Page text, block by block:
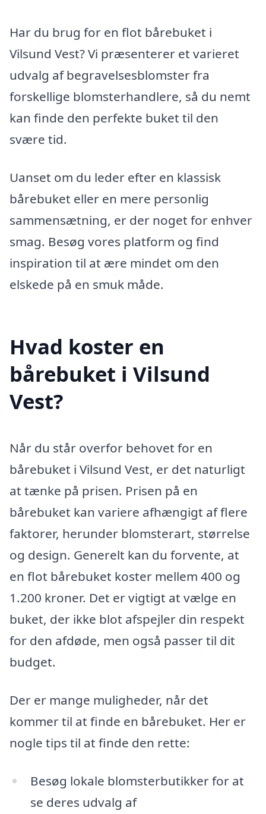
Har du brug for en flot bårebuket i
Vilsund Vest? Vi præsenterer et varieret
udvalg af begravelsesblomster fra
forskellige blomsterhandlere, så du nemt
kan finde den perfekte buket til den
svære tid.
Uanset om du leder efter en klassisk
bårebuket eller en mere personlig
sammensætning, er der noget for enhver
smag. Besøg vores platform og find
inspiration til at ære mindet om den
elskede på en smuk måde.
Hvad koster en
bårebuket i Vilsund
Vest?
Når du står overfor behovet for en
bårebuket i Vilsund Vest, er det naturligt
at tænke på prisen. Prisen på en
bårebuket kan variere afhængigt af flere
faktorer, herunder blomsterart, størrelse
og design. Generelt kan du forvente, at
en flot bårebuket koster mellem 400 og
1.200 kroner. Det er vigtigt at vælge en
buket, der ikke blot afspejler din respekt
for den afdøde, men også passer til dit
budget.
Der er mange muligheder, når det
kommer til at finde en bårebuket. Her er
nogle tips til at finde den rette:
Besøg lokale blomsterbutikker for at
se deres udvalg af